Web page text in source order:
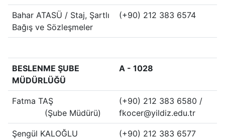
Bahar ATASÜ / Staj, Şartlı
Bağış ve Sözleşmeler
(+90) 212 383 6574
BESLENME ŞUBE
MÜDÜRLÜĞÜ
A - 1028
Fatma TAŞ
(Şube Müdürü)
(+90) 212 383 6580 /
fkocer@yildiz.edu.tr
Şengül KALOĞLU
(+90) 212 383 6577